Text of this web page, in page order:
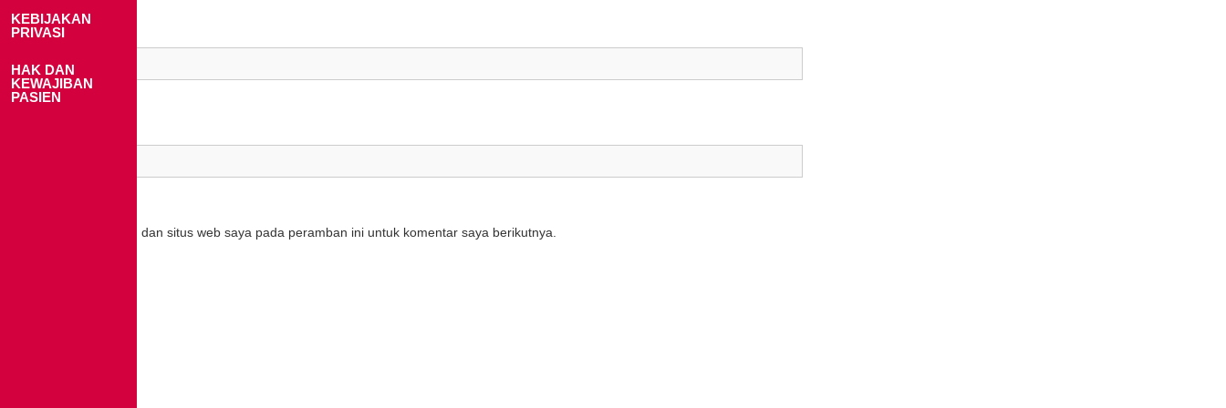
KEBIJAKAN
PRIVASI
HAK DAN
KEWAJIBAN
PASIEN
Email*
Simpan nama, email, dan situs web saya pada peramban ini untuk komentar saya berikutnya.